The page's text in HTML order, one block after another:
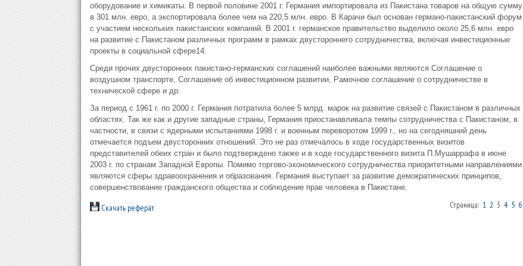
оборудование и химикаты. В первой половине 2001 г. Германия импортировала из Пакистана товаров на общую сумму
в 301 млн. евро, а экспортировала более чем на 220,5 млн. евро. В Карачи был основан германо-пакистанский форум
с участием нескольких пакистанских компаний. В 2001 г. германское правительство выделило около 25,6 млн. евро
на развитие с Пакистаном различных программ в рамках двустороннего сотрудничества, включая инвестиционные
проекты в социальной сфере14.
Среди прочих двусторонних пакистано-германских соглашений наиболее важными являются Соглашение о
воздушном транспорте, Соглашение об инвестиционном развитии, Рамочное соглашение о сотрудничестве в
технической сфере и др.
За период с 1961 г. по 2000 г. Германия потратила более 5 млрд. марок на развитие связей с Пакистаном в различных
областях. Так же как и другие западные страны, Германия приостанавливала темпы сотрудничества с Пакистаном, в
частности, в связи с ядерными испытаниями 1998 г. и военным переворотом 1999 г., но на сегодняшний день
отмечается подъем двусторонних отношений. Это не раз отмечалось в ходе государственных визитов
представителей обеих стран и было подтверждено также и в ходе государственного визита П.Мушаррафа в июне
2003 г. по странам Западной Европы. Помимо торгово-экономического сотрудничества приоритетными направлениями
являются сферы здравоохранения и образования. Германия выступает за развитие демократических принципов,
совершенствование гражданского общества и соблюдение прав человека в Пакистане.
Скачать реферат Страница: 1 2 3 4 5 6